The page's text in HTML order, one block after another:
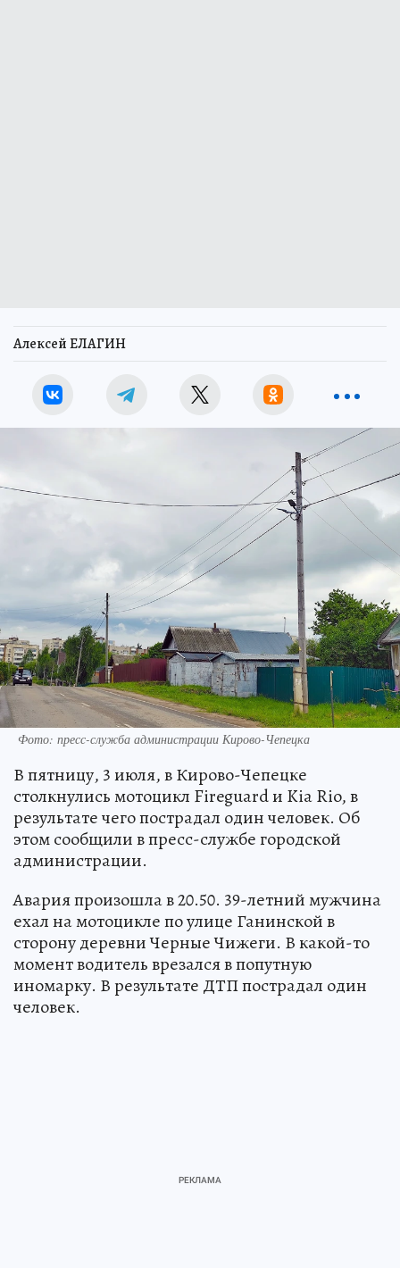
Алексей ЕЛАГИН
Фото: пресс-служба администрации Кирово-Чепецка
В пятницу, 3 июля, в Кирово-Чепецке
столкнулись мотоцикл Fireguard и Kia Rio, в
результате чего пострадал один человек. Об
этом сообщили в пресс-службе городской
администрации.
Авария произошла в 20.50. 39-летний мужчина
ехал на мотоцикле по улице Ганинской в
сторону деревни Черные Чижеги. В какой-то
момент водитель врезался в попутную
иномарку. В результате ДТП пострадал один
человек.